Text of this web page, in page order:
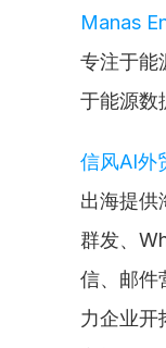
Manas
专注于能
于能源数
信风AI外
出海提供
群发、
信、邮件
力企业开